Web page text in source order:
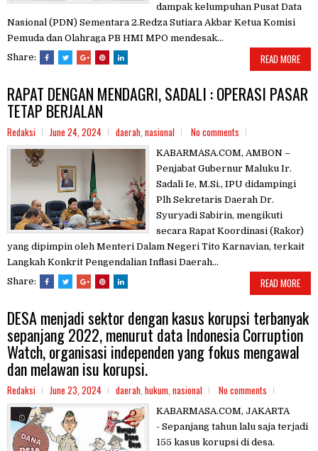
dampak kelumpuhan Pusat Data
Nasional (PDN) Sementara 2.Redza Sutiara Akbar Ketua Komisi
Pemuda dan Olahraga PB HMI MPO mendesak...
Share:
READ MORE
RAPAT DENGAN MENDAGRI, SADALI : OPERASI PASAR
TETAP BERJALAN
Redaksi June 24, 2024 daerah nasional No comments
KABARMASA.COM, AMBON –
Penjabat Gubernur Maluku Ir.
Sadali Ie, M.Si., IPU didampingi
Plh Sekretaris Daerah Dr.
Syuryadi Sabirin, mengikuti
secara Rapat Koordinasi (Rakor)
yang dipimpin oleh Menteri Dalam Negeri Tito Karnavian, terkait
Langkah Konkrit Pengendalian Inflasi Daerah...
Share:
READ MORE
DESA menjadi sektor dengan kasus korupsi terbanyak
sepanjang 2022, menurut data Indonesia Corruption
Watch, organisasi independen yang fokus mengawal
dan melawan isu korupsi.
Redaksi June 23, 2024 daerah hukum nasional No comments
KABARMASA.COM, JAKARTA
- Sepanjang tahun lalu saja terjadi
155 kasus korupsi di desa.